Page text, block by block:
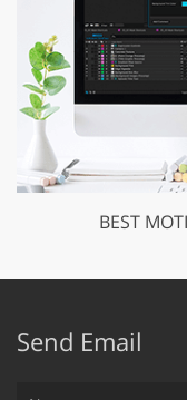
BEST
Send Email